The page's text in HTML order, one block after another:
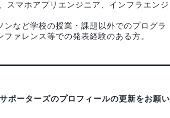
スマホアプリエンジニア、インフラエンジ
など学校の授業・課題以外でのプログラ
ァレンス等での発表経験のある方。
ポーターズのプロフィールの更新をお願い